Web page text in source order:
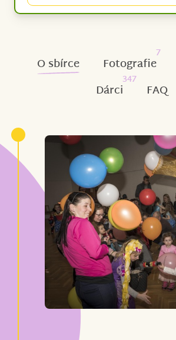
O sbírce Fotografie
7
Dárci
347
FAQ